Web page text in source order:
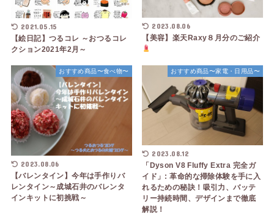
2021.05.15
【絵日記】つるコレ ～おつるコレ
クション2021年2月～
2023.08.06
【美容】楽天Raxy８月分のご紹介
おすすめ商品〜食べ物〜
2023.08.06
【バレンタイン】今年は手作りバ
レンタイン～成城石井のバレンタ
インキットに初挑戦～
おすすめ商品〜家電・日用品〜
2023.08.12
「Dyson V8 Fluffy Extra 完全ガ
イド」: 革命的な掃除体験を手に入
れるための秘訣！吸引力、バッテ
リー持続時間、デザインまで徹底
解説！